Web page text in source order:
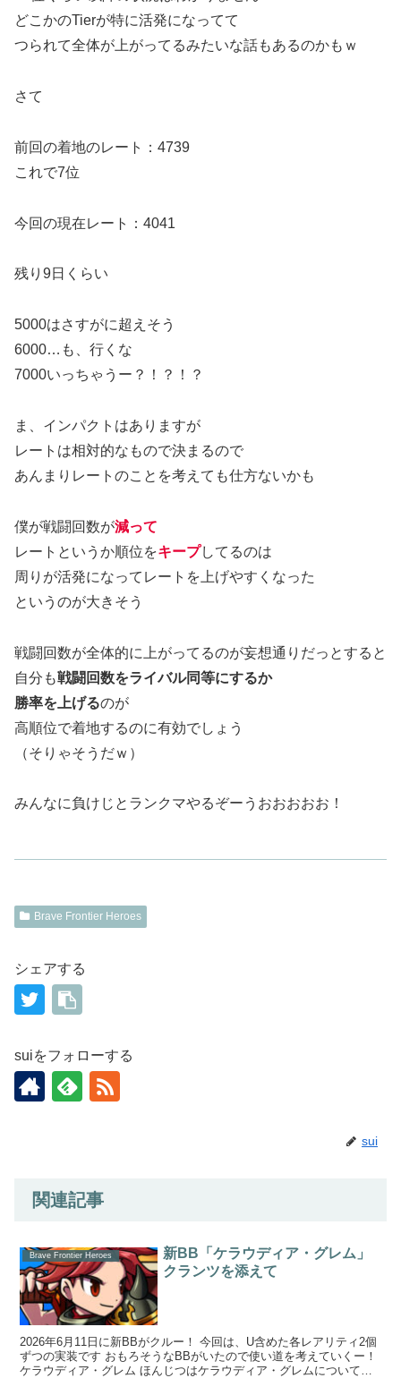
どこかのTierが特に活発になってて
つられて全体が上がってるみたいな話もあるのかもｗ
さて
前回の着地のレート：4739
これで7位
今回の現在レート：4041
残り9日くらい
5000はさすがに超えそう
6000…も、行くな
7000いっちゃうー？！？！？
ま、インパクトはありますが
レートは相対的なもので決まるので
あんまりレートのことを考えても仕方ないかも
僕が戦闘回数が減って
レートというか順位をキープしてるのは
周りが活発になってレートを上げやすくなった
というのが大きそう
戦闘回数が全体的に上がってるのが妄想通りだっとすると
自分も戦闘回数をライバル同等にするか
勝率を上げるのが
高順位で着地するのに有効でしょう
（そりゃそうだｗ）
みんなに負けじとランクマやるぞーうおおおおお！
Brave Frontier Heroes
シェアする
suiをフォローする
sui
関連記事
Brave Frontier Heroes
新BB「ケラウディア・グレム」
クランツを添えて
2026年6月11日に新BBがクルー！ 今回は、U含めた各レアリティ2個
ずつの実装です おもろそうなBBがいたので使い道を考えていくー！
ケラウディア・グレム ほんじつはケラウディア・グレムについて考